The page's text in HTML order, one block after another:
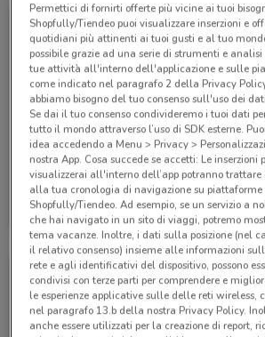
PosteMobile
Scade il 17/08
Permettici di fornirti offerte più vicine ai tuoi
Shopfully/Tiendeo puoi visualizzare inserzioni e
quotidiani più attinenti ai tuoi gusti e al tuo
possibile grazie ad una serie di strumenti e
tue attività all'interno dell'applicazione e sulle
come indicato nel paragrafo 2 della Privacy
abbiamo bisogno del tuo consenso sull'uso dei
Se dai il tuo consenso condivideremo i tuoi dati
tutto il mondo attraverso l’uso di SDK esterne.
idea accedendo a Menu > Privacy >
nostra App. Cosa succede se accetti: Le inserzioni
visualizzerai all'interno dell’app potranno
alla tua cronologia di navigazione su piattaforme
Shopfully/Tiendeo. Ad esempio, se un servizio a
che hai navigato in un sito di viaggi, potremo
tema vacanze. Inoltre, i dati sulla posizione (nel
il relativo consenso) insieme alle informazioni
rete e agli identificativi del dispositivo, possono
condivisi con terze parti per comprendere e
le esperienze applicative sulle delle reti wireless,
nel paragrafo 13.b della nostra Privacy Policy.
anche essere utilizzati per la creazione di report,